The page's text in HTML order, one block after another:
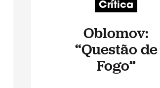
Crítica
Oblomov:
“Questão de
Fogo”